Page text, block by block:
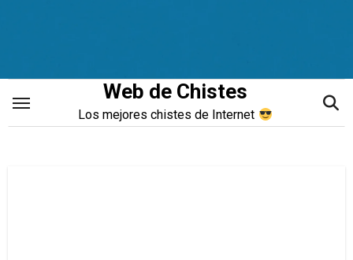
Web de Chistes
Los mejores chistes de Internet